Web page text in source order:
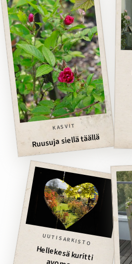
KASVIT
Ruusuja siellä täällä
UUTISARKISTO
Hellekesä kuritti
avom
aan